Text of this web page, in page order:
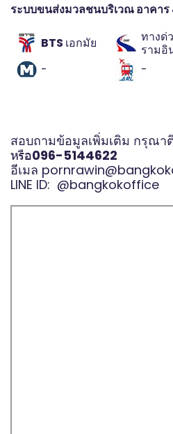
ระบบขนส่งมวลชนบริเวณ อาคาร
BTS เอกมัย
ทางด่
รามอิ
-
-
สอบถามข้อมูลเพิ่มเติม กรุณา
หรือ096-5144622
อีเมล
LINE ID: @bangkokoffice